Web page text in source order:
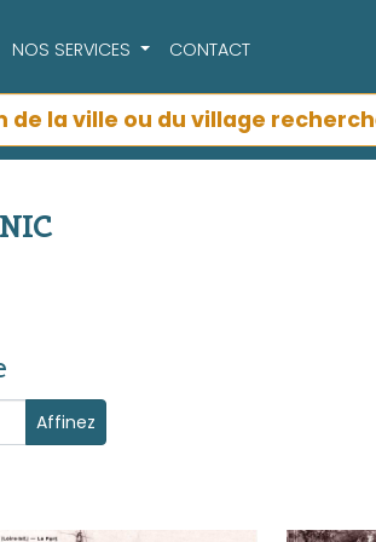
NOS SERVICES CONTACT
Affinez